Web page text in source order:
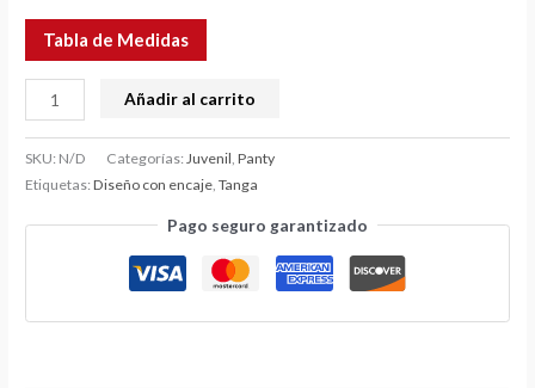
Tabla de Medidas
Añadir al carrito
SKU: N/D Categorías:Juvenil,Panty
Etiquetas:Diseño con encaje,Tanga
Pago seguro garantizado